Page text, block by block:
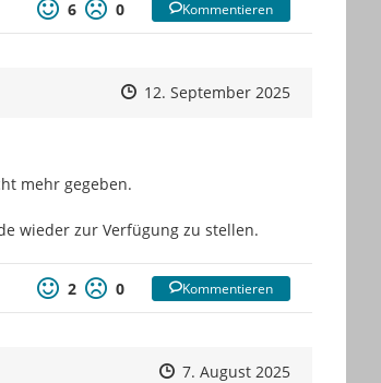
6 0 Kommentieren
Zeitpunkt des Erstellens
Zeitpunkt des Erstellens
12. September 2025Zur
mehr gegeben.
wieder zur Verfügung zu stellen.
2 0 Kommentieren
Zeitpunkt des Erstellens
Zeitpunkt des Erstellens
7. August 2025Zur